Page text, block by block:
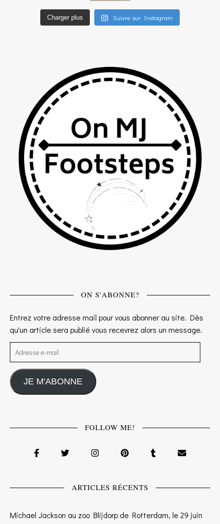
Charger plus Suivre sur Instagram
ON S'ABONNE?
Entrez votre adresse mail pour vous abonner au site. Dès
qu'un article sera publié vous recevrez alors un message.
Adresse e-mail
JE M'ABONNE
FOLLOW ME!
ARTICLES RÉCENTS
Michael Jackson au zoo Blijdorp de Rotterdam, le 29 juin